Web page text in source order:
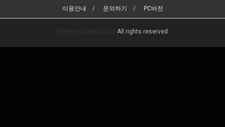
이용안내 문의하기 PC버전
All rights reserved.